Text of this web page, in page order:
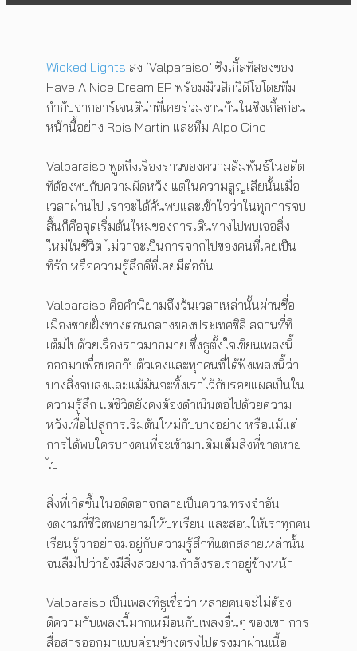
Wicked Lights ส่ง ‘Valparaiso’ ซิงเกิ้ลที่สองของ
Have A Nice Dream EP พร้อมมิวสิกวิดีโอโดยทีม
กำกับจากอาร์เจนติน่าที่เคยร่วมงานกันในซิงเกิ้ลก่อน
หน้านี้อย่าง Rois Martin และทีม Alpo Cine
Valparaiso พูดถึงเรื่องราวของความสัมพันธ์ในอดีต
ที่ต้องพบกับความผิดหวัง แต่ในความสูญเสียนั้นเมื่อ
เวลาผ่านไป เราจะได้ค้นพบและเข้าใจว่าในทุกการจบ
สิ้นก็คือจุดเริ่มต้นใหม่ของการเดินทางไปพบเจอสิ่ง
ใหม่ในชีวิต ไม่ว่าจะเป็นการจากไปของคนที่เคยเป็น
ที่รัก หรือความรู้สึกดีที่เคยมีต่อกัน
Valparaiso คือคำนิยามถึงวันเวลาเหล่านั้นผ่านชื่อ
เมืองชายฝั่งทางตอนกลางของประเทศชิลี สถานที่ที่
เต็มไปด้วยเรื่องราวมากมาย ซึ่งธูตั้งใจเขียนเพลงนี้
ออกมาเพื่อบอกกับตัวเองและทุกคนที่ได้ฟังเพลงนี้ว่า
บางสิ่งจบลงและแม้มันจะทิ้งเราไว้กับรอยแผลเป็นใน
ความรู้สึก แต่ชีวิตยังคงต้องดำเนินต่อไปด้วยความ
หวังเพื่อไปสู่การเริ่มต้นใหม่กับบางอย่าง หรือแม้แต่
การได้พบใครบางคนที่จะเข้ามาเติมเต็มสิ่งที่ขาดหาย
ไป
สิ่งที่เกิดขึ้นในอดีตอาจกลายเป็นความทรงจำอัน
งดงามที่ชีวิตพยายามให้บทเรียน และสอนให้เราทุกคน
เรียนรู้ว่าอย่าจมอยู่กับความรู้สึกที่แตกสลายเหล่านั้น
จนลืมไปว่ายังมีสิ่งสวยงามกำลังรอเราอยู่ข้างหน้า
Valparaiso เป็นเพลงที่ธูเชื่อว่า หลายคนจะไม่ต้อง
ตีความกับเพลงนี้มากเหมือนกับเพลงอื่นๆ ของเขา การ
สื่อสารออกมาแบบค่อนข้างตรงไปตรงมาผ่านเนื้อ